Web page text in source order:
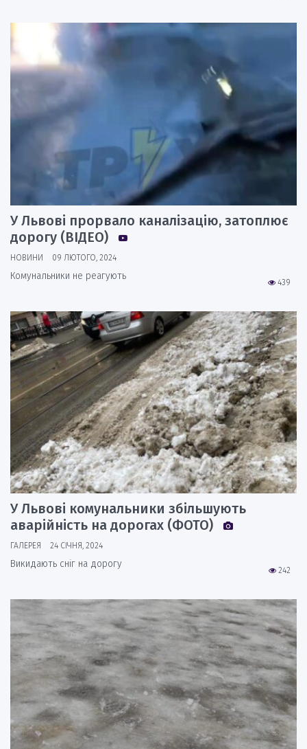
У Львові прорвало каналізацію, затоплює
дорогу (ВІДЕО)
НОВИНИ 09 ЛЮТОГО, 2024
439
Комунальники не реагують
У Львові комунальники збільшують
аварійність на дорогах (ФОТО)
ГАЛЕРЕЯ 24 СІЧНЯ, 2024
242
Викидають сніг на дорогу